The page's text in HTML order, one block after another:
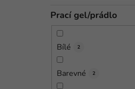
Prací gel/prádlo
Bílé 2
Barevné 2